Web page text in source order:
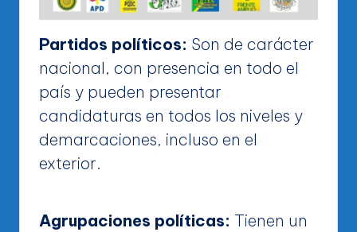
Partidos políticos: Son de carácter
nacional, con presencia en todo el
país y pueden presentar
candidaturas en todos los niveles y
demarcaciones, incluso en el
exterior.
Agrupaciones políticas: Tienen un